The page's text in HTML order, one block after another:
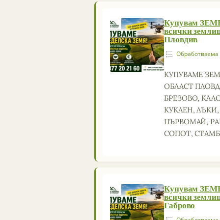
Купувам
всички
Пловдив
КУПУВАМЕ
ОБЛАСТ
БРЕЗОВО,
КУКЛЕН,
ПЪРВОМАЙ,
СОПОТ,
Купувам
всички
Габрово